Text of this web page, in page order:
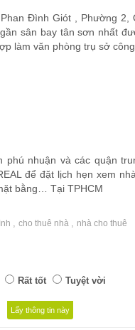
Đình Giót , Phường 2,
sân bay tân sơn nhất
làm văn phòng trụ sở công
nhuận và các quận
để đặt lịch hẹn xem
bằng… Tại TPHCM
cho thuê nhà nhà cho thuê
Rất tốt Tuyệt vời